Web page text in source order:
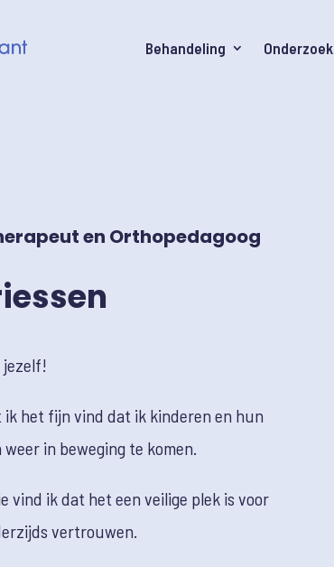
Behandeling Onderzoek
en Orthopedagoog
ik het fijn vind dat ik kinderen en hun
in beweging te komen.
vind ik dat het een veilige plek is voor
vertrouwen.